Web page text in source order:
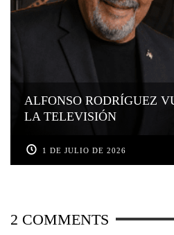
ALFONSO RODRÍGUEZ
LA TELEVISIÓN
1 DE JULIO DE 2026
2 COMMENTS